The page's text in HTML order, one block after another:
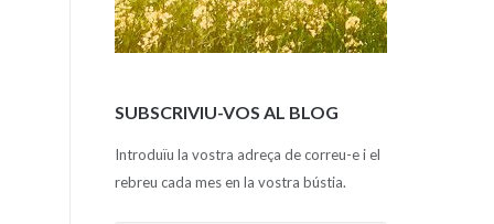
SUBSCRIVIU-VOS AL BLOG
Introduïu la vostra adreça de correu-e i el
rebreu cada mes en la vostra bústia.